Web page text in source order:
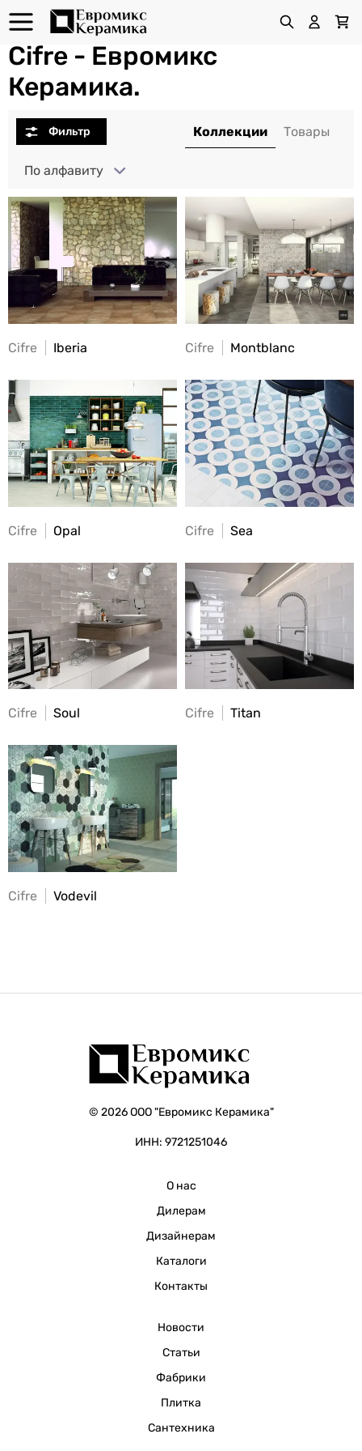
Cifre - Евромикс
Керамика.
По алфавиту
Cifre Iberia Cifre Montblanc
Cifre Opal Cifre Sea
Cifre Soul Cifre Titan
Cifre Vodevil
© 2026 ООО "Евромикс Керамика"
ИНН: 9721251046
О нас
Дилерам
Дизайнерам
Каталоги
Контакты
Новости
Статьи
Фабрики
Плитка
Сантехника